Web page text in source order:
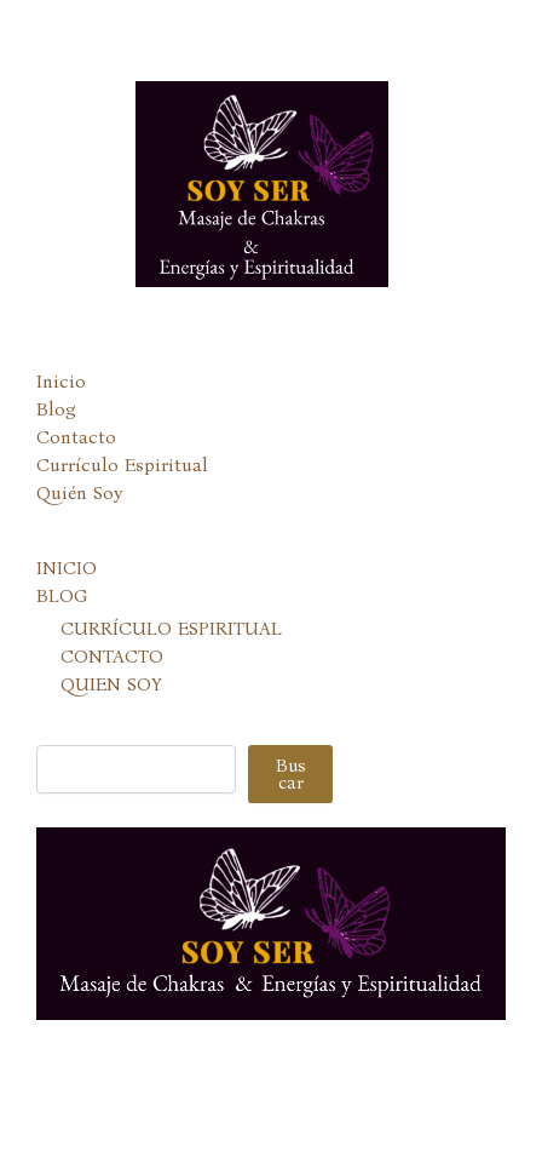
Inicio
Blog
Contacto
Currículo Espiritual
Quién Soy
INICIO
BLOG
CURRÍCULO ESPIRITUAL
CONTACTO
QUIEN SOY
Buscar Bus
car